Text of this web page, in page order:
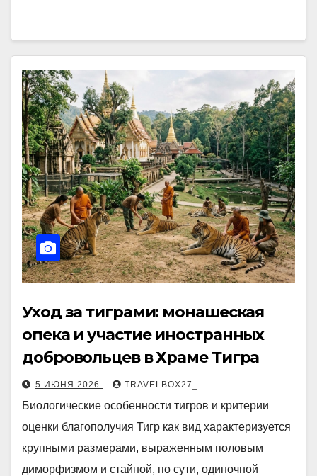
Уход за тиграми: монашеская
опека и участие иностранных
добровольцев в Храме Тигра
5 ИЮНЯ 2026 TRAVELBOX27_
Биологические особенности тигров и критерии
оценки благополучия Тигр как вид характеризуется
крупными размерами, выраженным половым
диморфизмом и стайной, по сути, одиночной